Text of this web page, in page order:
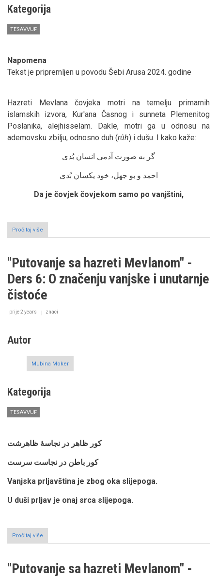
Kategorija
TESAVVUF
Napomena
Tekst je pripremljen u povodu Šebi Arusa 2024. godine
Hazreti Mevlana čovjeka motri na temelju primarnih
islamskih izvora, Kur'ana Časnog i sunneta Plemenitog
Poslanika, alejhisselam. Dakle, motri ga u odnosu na
ademovsku zbilju, odnosno duh (rûh) i dušu. I kako kaže:
گر به صورت آدمی انسان بُدی
احمد و بو جهل، خود یکسان بُدی
Da je čovjek čovjekom samo po vanjštini,
Pročitaj više
"Putovanje
Mevlanom"
Ders
Čovjek
mjeri
"Putovanje sa hazreti Mevlanom" -
Ders 6: O značenju vanjske i unutarnje
čistoće
prije 2 years znaci
Autor
Mubina Moker
Kategorija
TESAVVUF
کور ظاهر در نجاسۀ ظاهرشت
کور باطن در نجاست سرست
Vanjska prljavština je zbog oka slijepoga.
U duši prljav je onaj srca slijepoga.
Pročitaj više
"Putovanje
Mevlanom"
"Putovanje sa hazreti Mevlanom" -